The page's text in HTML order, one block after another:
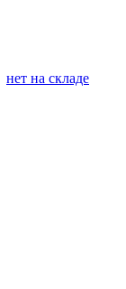
нет на складе